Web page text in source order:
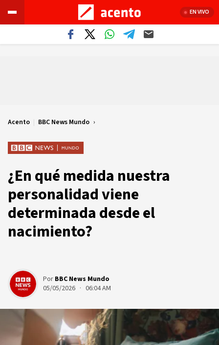
EN VIVO
Acento | BBC News Mundo
¿En qué medida nuestra
personalidad viene
determinada desde el
nacimiento?
Por BBC News Mundo
05/05/2026 · 06:04 AM